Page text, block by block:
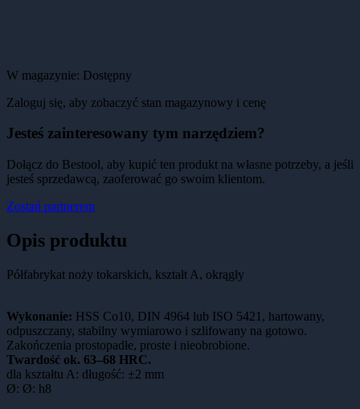
W magazynie: Dostępny
Zaloguj się, aby zobaczyć stan magazynowy i cenę
Jesteś zainteresowany tym narzędziem?
Dołącz do Bestool, aby kupić ten produkt na własne potrzeby, a jeśli
jesteś sprzedawcą, zaoferować go swoim klientom.
Zostań partnerem
Opis produktu
Półfabrykat noży tokarskich, kształt A, okrągły
Wykonanie: HSS Co10, DIN 4964 lub ISO 5421, hartowany,
odpuszczany, stabilny wymiarowo i szlifowany na gotowo.
Zakończenia prostopadłe, proste i nieobrobione.
Twardość ok. 63–68 HRC.
dla kształtu A: długość: ±2 mm
Ø: Ø: h8